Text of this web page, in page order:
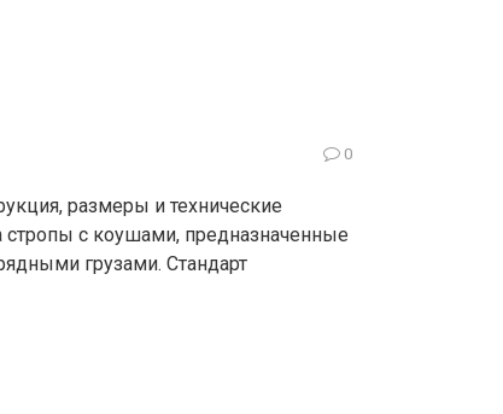
0
размеры и технические
стропы с коушами, предназначенные
грузами. Стандарт